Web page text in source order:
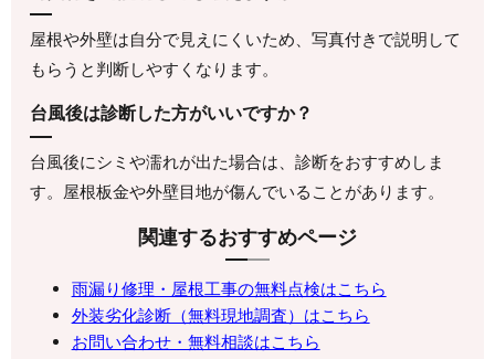
屋根や外壁は自分で見えにくいため、写真付きで説明して
もらうと判断しやすくなります。
台風後は診断した方がいいですか？
台風後にシミや濡れが出た場合は、診断をおすすめしま
す。屋根板金や外壁目地が傷んでいることがあります。
関連するおすすめページ
雨漏り修理・屋根工事の無料点検はこちら
外装劣化診断（無料現地調査）はこちら
お問い合わせ・無料相談はこちら